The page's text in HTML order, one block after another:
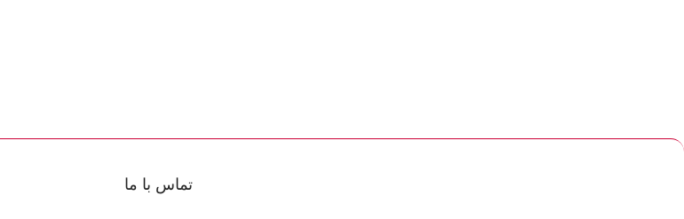
تماس با ما